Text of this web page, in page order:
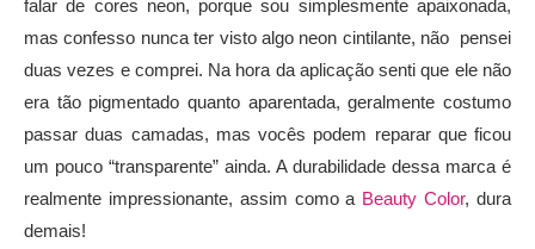
falar de cores neon, porque sou simplesmente apaixonada,
mas confesso nunca ter visto algo neon cintilante, não pensei
duas vezes e comprei. Na hora da aplicação senti que ele não
era tão pigmentado quanto aparentada, geralmente costumo
passar duas camadas, mas vocês podem reparar que ficou
um pouco “transparente” ainda. A durabilidade dessa marca é
realmente impressionante, assim como a Beauty Color, dura
demais!